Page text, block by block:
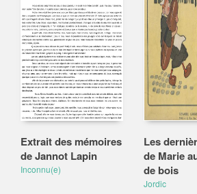
Extrait des mémoires
de Jannot Lapin
Inconnu(e)
Les
de Marie
de bois
Jordic